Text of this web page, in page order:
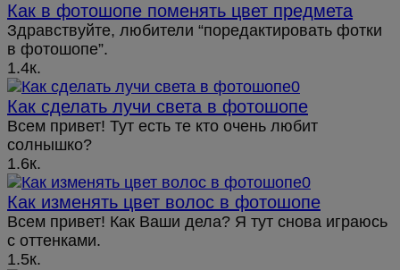
Как в фотошопе поменять цвет предмета
Здравствуйте, любители “поредактировать фотки
в фотошопе”.
1.4к.
Как сделать лучи света в фотошопе
Всем привет! Тут есть те кто очень любит
солнышко?
1.6к.
Как изменять цвет волос в фотошопе
Всем привет! Как Ваши дела? Я тут снова играюсь
с оттенками.
1.5к.